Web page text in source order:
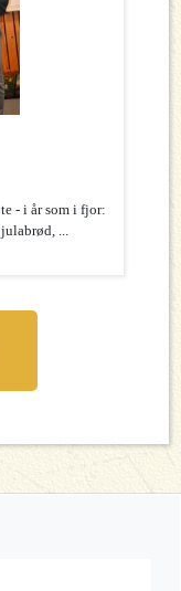
- i år som i fjor:
...